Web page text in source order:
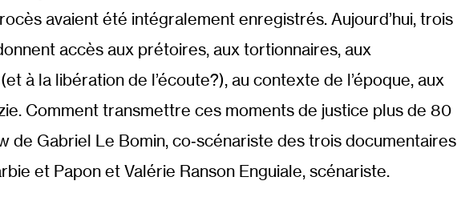
avaient été intégralement enregistrés. Aujourd’hui, trois
accès aux prétoires, aux tortionnaires, aux
à la libération de l’écoute?), au contexte de l’époque, aux
Comment transmettre ces moments de justice plus de 80
de Gabriel Le Bomin, co‐​scénariste des trois documentaires
et Papon et Valérie Ranson Enguiale, scénariste.